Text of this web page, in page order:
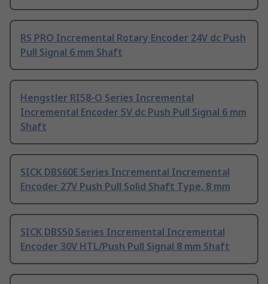
RS PRO Incremental Rotary Encoder 24V dc Push
Pull Signal 6 mm Shaft
Hengstler RI58-O Series Incremental
Incremental Encoder 5V dc Push Pull Signal 6 mm
Shaft
SICK DBS60E Series Incremental Incremental
Encoder 27V Push Pull Solid Shaft Type, 8 mm
SICK DBS50 Series Incremental Incremental
Encoder 30V HTL/Push Pull Signal 8 mm Shaft